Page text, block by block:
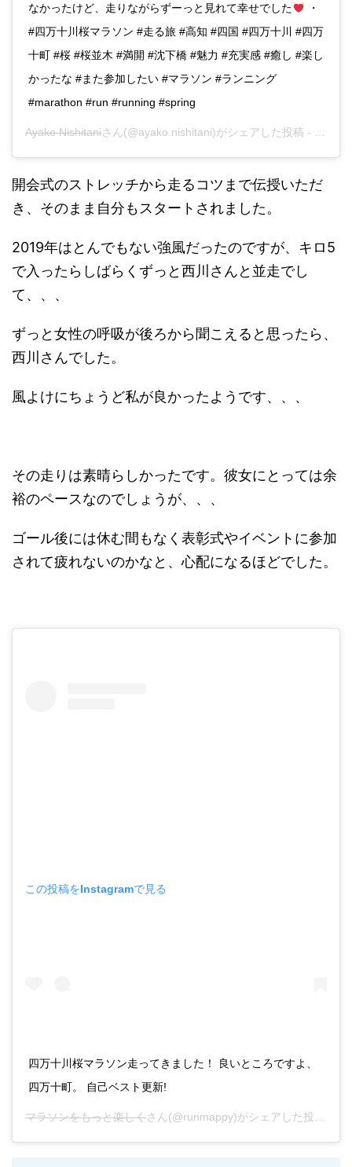
なかったけど、走りながらずーっと見れて幸せでした
・
#四万十川桜マラソン #走る旅 #高知 #四国 #四万十川 #四万
十町 #桜 #桜並木 #満開 #沈下橋 #魅力 #充実感 #癒し #楽し
かったな #また参加したい #マラソン #ランニング
#marathon #run #running #spring
Ayako Nishitaniさん(@ayako.nishitani)がシェアした投稿 -
開会式のストレッチから走るコツまで伝授いただ
き、そのまま自分もスタートされました。
2019年はとんでもない強風だったのですが、キロ5
で入ったらしばらくずっと西川さんと並走でし
て、、、
ずっと女性の呼吸が後ろから聞こえると思ったら、
西川さんでした。
風よけにちょうど私が良かったようです、、、
その走りは素晴らしかったです。彼女にとっては余
裕のペースなのでしょうが、、、
ゴール後には休む間もなく表彰式やイベントに参加
されて疲れないのかなと、心配になるほどでした。
この投稿をInstagramで見る
四万十川桜マラソン走ってきました！ 良いところですよ、
四万十町。 自己ベスト更新!
マラソンをもっと楽しくさん(@runmappy)がシェアした投稿 -